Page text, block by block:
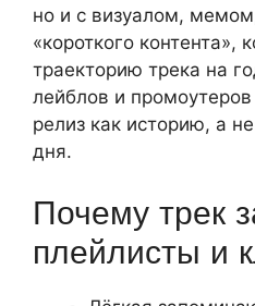
но и с визуалом,
«короткого контента»,
траекторию трека на
лейблов и
релиз как историю, а
дня.
Почему трек
плейлисты и